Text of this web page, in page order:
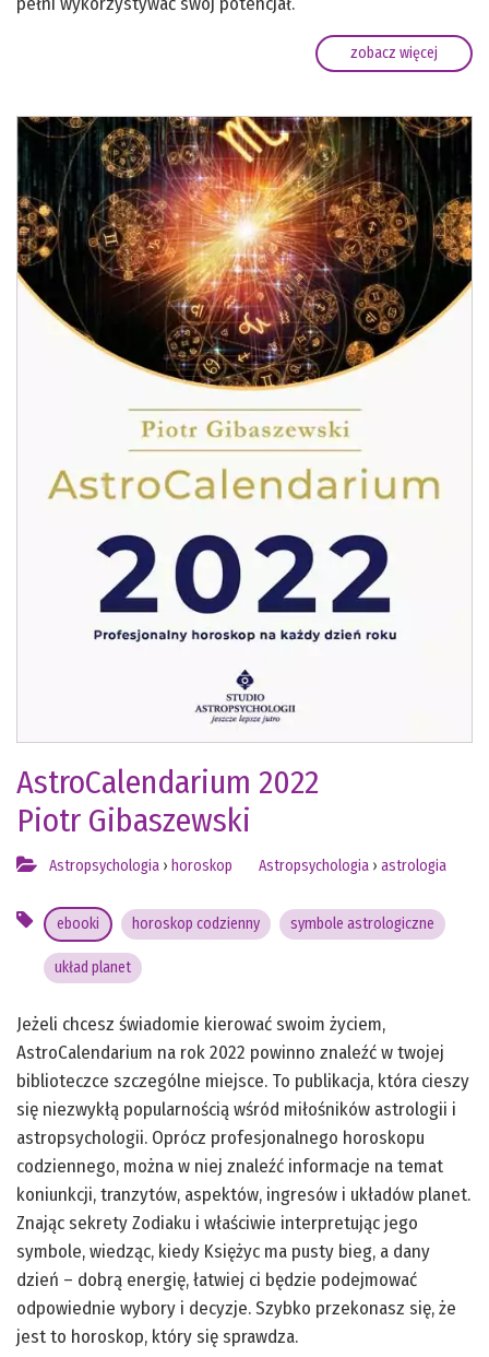
zobacz więcej
AstroCalendarium 2022
Piotr Gibaszewski
Astropsychologia › horoskop Astropsychologia › astrologia
ebooki horoskop codzienny symbole astrologiczne
układ planet
Jeżeli chcesz świadomie kierować swoim życiem,
AstroCalendarium na rok 2022 powinno znaleźć w twojej
biblioteczce szczególne miejsce. To publikacja, która cieszy
się niezwykłą popularnością wśród miłośników astrologii i
astropsychologii. Oprócz profesjonalnego horoskopu
codziennego, można w niej znaleźć informacje na temat
koniunkcji, tranzytów, aspektów, ingresów i układów planet.
Znając sekrety Zodiaku i właściwie interpretując jego
symbole, wiedząc, kiedy Księżyc ma pusty bieg, a dany
dzień – dobrą energię, łatwiej ci będzie podejmować
odpowiednie wybory i decyzje. Szybko przekonasz się, że
jest to horoskop, który się sprawdza.